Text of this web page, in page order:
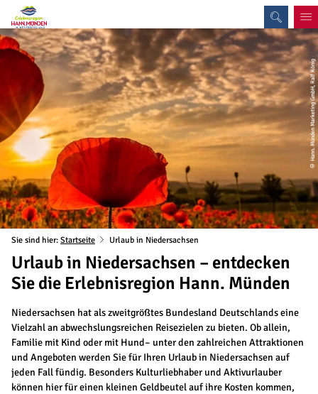
© Hann. Münden Marketing GmbH, Ralf König
Sie sind hier: Startseite Urlaub in Niedersachsen
Urlaub in Niedersachsen – entdecken
Sie die Erlebnisregion Hann. Münden
Niedersachsen hat als zweitgrößtes Bundesland Deutschlands eine
Vielzahl an abwechslungsreichen Reisezielen zu bieten. Ob allein,
Familie mit Kind oder mit Hund– unter den zahlreichen Attraktionen
und Angeboten werden Sie für Ihren Urlaub in Niedersachsen auf
jeden Fall fündig. Besonders Kulturliebhaber und Aktivurlauber
können hier für einen kleinen Geldbeutel auf ihre Kosten kommen,